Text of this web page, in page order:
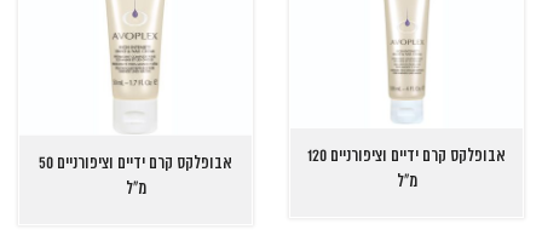
אבופלקס קרם ידיים וציפורניים 120
מ"ל
אבופלקס קרם ידיים וציפורניים 50
מ"ל